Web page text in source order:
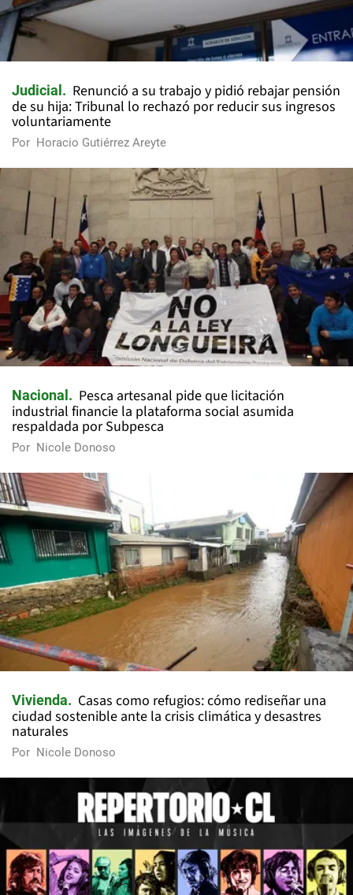
Judicial
Renunció a su trabajo y pidió rebajar pensión
de su hija: Tribunal lo rechazó por reducir sus ingresos
voluntariamente
Por Horacio Gutiérrez Areyte
Nacional
Pesca artesanal pide que licitación
industrial financie la plataforma social asumida
respaldada por Subpesca
Por Nicole Donoso
Vivienda
Casas como refugios: cómo rediseñar una
ciudad sostenible ante la crisis climática y desastres
naturales
Por Nicole Donoso